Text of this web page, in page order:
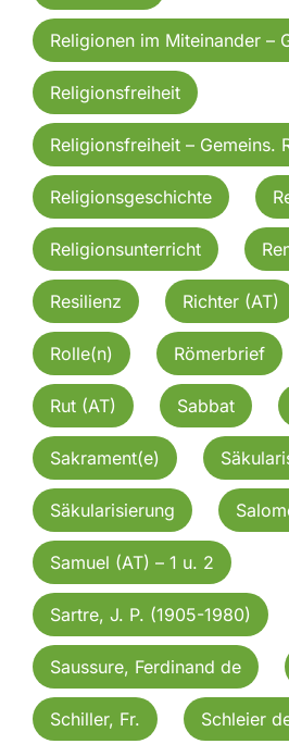
Religionen im Miteinander –
Religionsfreiheit
Religionsfreiheit – Gemeins.
Religionsgeschichte
Religionsunterricht
Resilienz Richter (AT)
Rolle(n) Römerbrief
Rut (AT) Sabbat
Sakrament(e)
Säkularisierung
Samuel (AT) – 1 u. 2
Sartre, J. P. (1905-1980)
Saussure, Ferdinand de
Schiller, Fr. Schleier